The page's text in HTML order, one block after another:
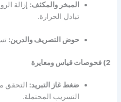
المبخر والمكثف: إزالة
تبادل الحرارة.
حوض التصريف والدرين:
2) فحوصات قياس ومعايرة
ضغط غاز التبريد: التحقق
التسريب المحتملة.